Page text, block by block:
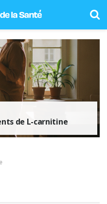
de L-carnitine